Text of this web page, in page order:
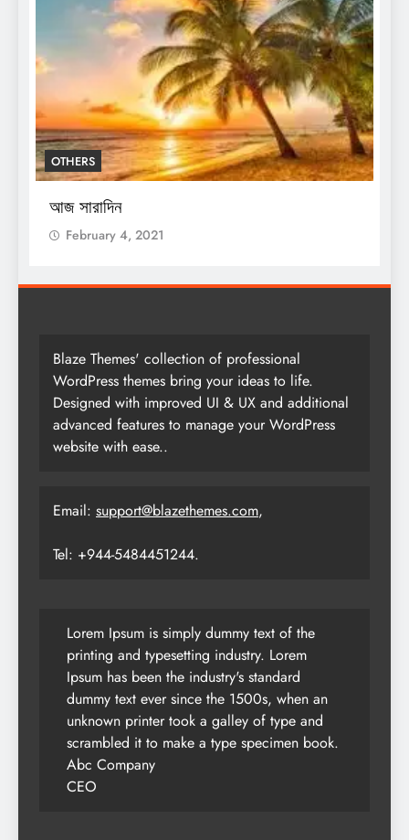
BREAKING NEWS ENTERTAINMENT
শিক্ষকদের জন্য নয়া নির্দেশিকা, কখন করতে
Blaze Themes' collection of professional
WordPress themes bring your ideas to life.
Designed with improved UI & UX and additional
advanced features to manage your WordPress
website with ease..
Email: support@blazethemes.com,
Tel: +944-5484451244.
Lorem Ipsum is simply dummy text of the
printing and typesetting industry. Lorem
Ipsum has been the industry's standard
dummy text ever since the 1500s, when an
unknown printer took a galley of type and
scrambled it to make a type specimen book.
Abc Company
CEO